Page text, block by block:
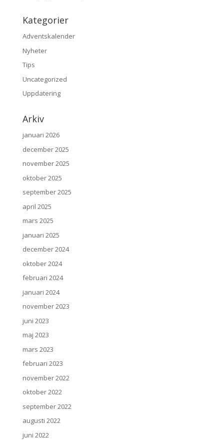
Kategorier
Adventskalender
Nyheter
Tips
Uncategorized
Uppdatering
Arkiv
januari 2026
december 2025
november 2025
oktober 2025
september 2025
april 2025
mars 2025
januari 2025
december 2024
oktober 2024
februari 2024
januari 2024
november 2023
juni 2023
maj 2023
mars 2023
februari 2023
november 2022
oktober 2022
september 2022
augusti 2022
juni 2022